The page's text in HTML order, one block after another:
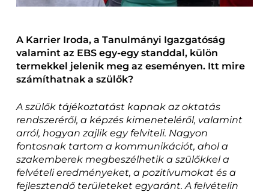
A Karrier Iroda, a Tanulmányi Igazgatóság
valamint az EBS egy-egy standdal, külön
termekkel jelenik meg az eseményen. Itt mire
számíthatnak a szülők?
A szülők tájékoztatást kapnak az oktatás
rendszeréről, a képzés kimeneteléről, valamint
arról, hogyan zajlik egy felviteli. Nagyon
fontosnak tartom a kommunikációt, ahol a
szakemberek megbeszélhetik a szülőkkel a
felvételi eredményeket, a pozitívumokat és a
fejlesztendő területeket egyaránt.A felvételin